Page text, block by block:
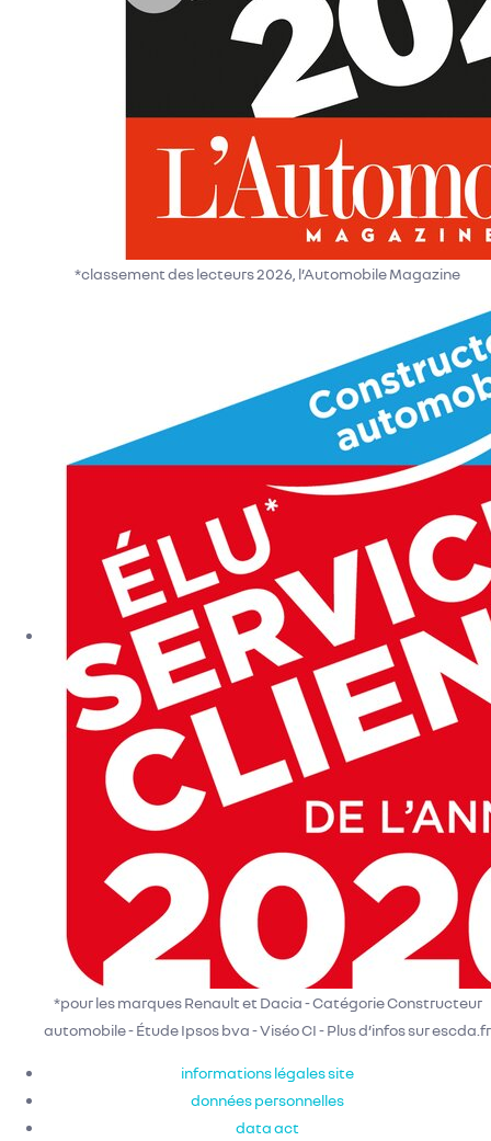
*classement des lecteurs 2026, l’Automobile Magazine
*pour les marques Renault et Dacia - Catégorie Constructeur
automobile - Étude Ipsos bva - Viséo CI - Plus d’infos sur escda.fr
informations légales site
données personnelles
data act